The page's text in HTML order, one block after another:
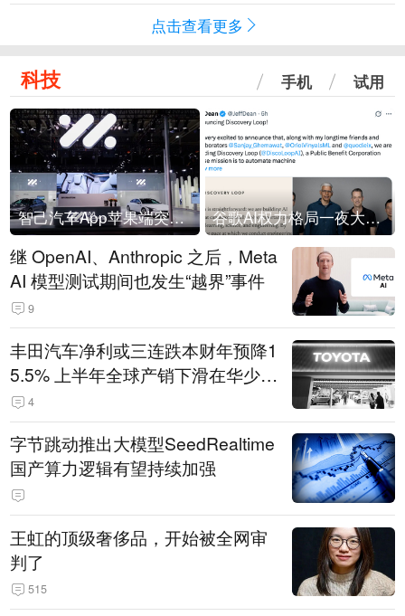
点击查看更多
科技 手机 试用
智己汽车App苹果端突然“下架” 谷歌AI权力格局一夜大洗牌
继 OpenAI、Anthropic 之后，Meta
AI 模型测试期间也发生“越界”事件
9
丰田汽车净利或三连跌本财年预降1
5.5% 上半年全球产销下滑在华少卖
14.3万辆
4
字节跳动推出大模型SeedRealtime
国产算力逻辑有望持续加强
王虹的顶级奢侈品，开始被全网审
判了
515